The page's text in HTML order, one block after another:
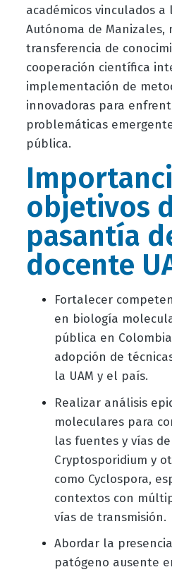
académicos vinculados a
Autónoma de Manizales,
transferencia de
cooperación científica
implementación de
innovadoras para
problemáticas
pública.
objetivos
pasantía
docente
Fortalecer
en biología
pública en
adopción de
la UAM y el país.
Realizar análisis
moleculares para
las fuentes y vías
Cryptosporidium y
como Cyclospora,
contextos con
vías de transmisión.
Abordar la
patógeno ausente